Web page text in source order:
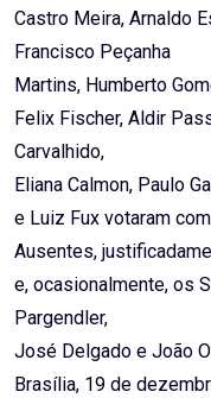
Castro Meira, Arnaldo
Francisco Peçanha
Martins, Humberto
Felix Fischer, Aldir
Carvalhido,
Eliana Calmon, Paulo
e Luiz Fux votaram
Ausentes,
e, ocasionalmente, os
Pargendler,
José Delgado e João
Brasília, 19 de